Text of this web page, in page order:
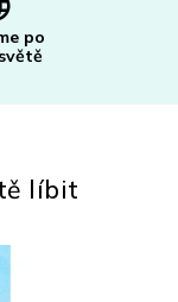
líbit
po